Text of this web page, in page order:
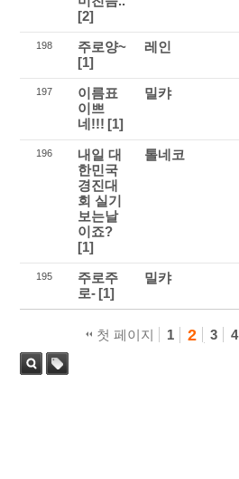
[2]
198
주로양~
[1]
레인
197
이름표
이쁘
네!!! [1]
밀캬
196
내일 대
한민국
경진대
회 실기
보는날
이죠?
[1]
톨네코
195
주로주
로- [1]
밀캬
첫 페이지 1 2 3 4